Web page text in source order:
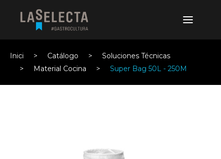
Inici Catálogo
Soluciones Técnicas
Material Cocina
Super Bag 50L - 250M